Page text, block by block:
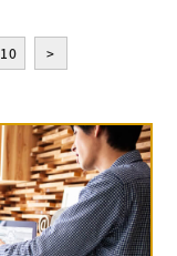
10 >